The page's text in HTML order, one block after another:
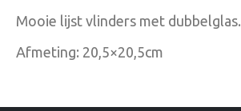
Mooie lijst vlinders met dubbelglas.
Afmeting: 20,5×20,5cm